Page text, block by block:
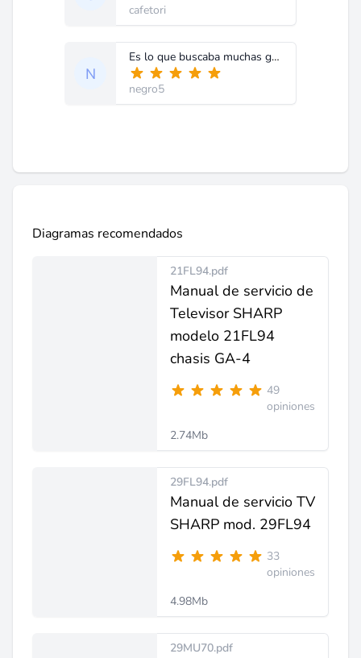
cafetori
Es lo que buscaba muchas gracias.
negro5
Diagramas recomendados
21FL94.pdf
Manual de servicio de
Televisor SHARP
modelo 21FL94
chasis GA-4
49
opiniones
2.74Mb
29FL94.pdf
Manual de servicio TV
SHARP mod. 29FL94
33
opiniones
4.98Mb
29MU70.pdf